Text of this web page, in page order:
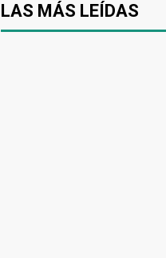
LAS MÁS LEÍDAS